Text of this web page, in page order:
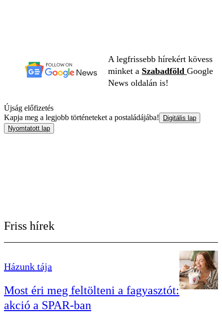
A legfrissebb hírekért kövess
minket a Szabadföld Google
News oldalán is!
Újság előfizetés
Kapja meg a legjobb történeteket a postaládájába!
Digitális lap
Nyomtatott lap
Friss hírek
Házunk tája
Most éri meg feltölteni a fagyasztót:
akció a SPAR-ban